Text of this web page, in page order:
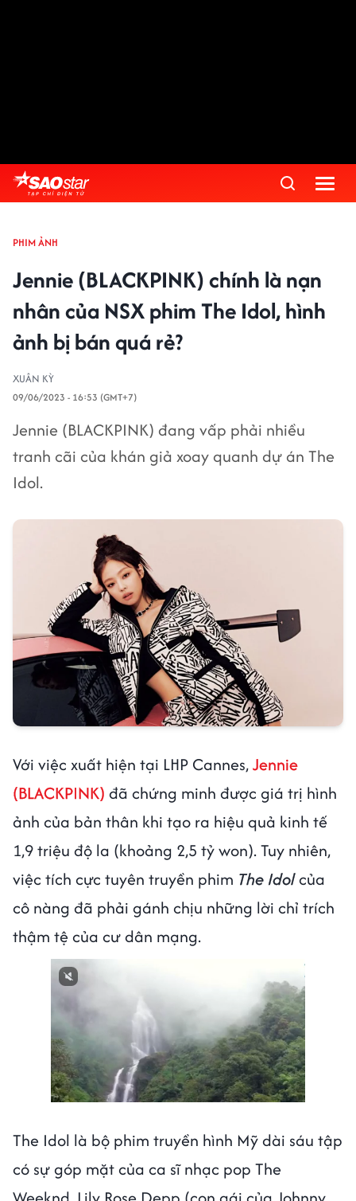
PHIM ẢNH
Jennie (BLACKPINK) chính là nạn
nhân của NSX phim The Idol, hình
ảnh bị bán quá rẻ?
XUÂN KỲ
09/06/2023 - 16:53 (GMT+7)
Jennie (BLACKPINK) đang vấp phải nhiều
tranh cãi của khán giả xoay quanh dự án The
Idol.
Với việc xuất hiện tại LHP Cannes,Jennie
(BLACKPINK) đã chứng minh được giá trị hình
ảnh của bản thân khi tạo ra hiệu quả kinh tế
1,9 triệu độ la (khoảng 2,5 tỷ won). Tuy nhiên,
việc tích cực tuyên truyền phim The Idolcủa
cô nàng đã phải gánh chịu những lời chỉ trích
thậm tệ của cư dân mạng.
The Idol là bộ phim truyền hình Mỹ dài sáu tập
có sự góp mặt của ca sĩ nhạc pop The